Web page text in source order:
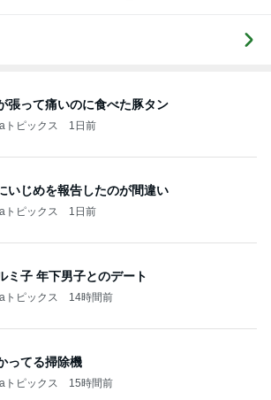
張って痛いのに食べた豚タン
トピックス 1日前
いじめを報告したのが間違い
トピックス 1日前
ミ子 年下男子とのデート
トピックス 14時間前
ってる掃除機
トピックス 15時間前